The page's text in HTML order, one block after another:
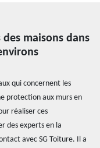
maisons dans
qui concernent les
protection aux murs en
réaliser ces
des experts en la
avec SG Toiture. Il a